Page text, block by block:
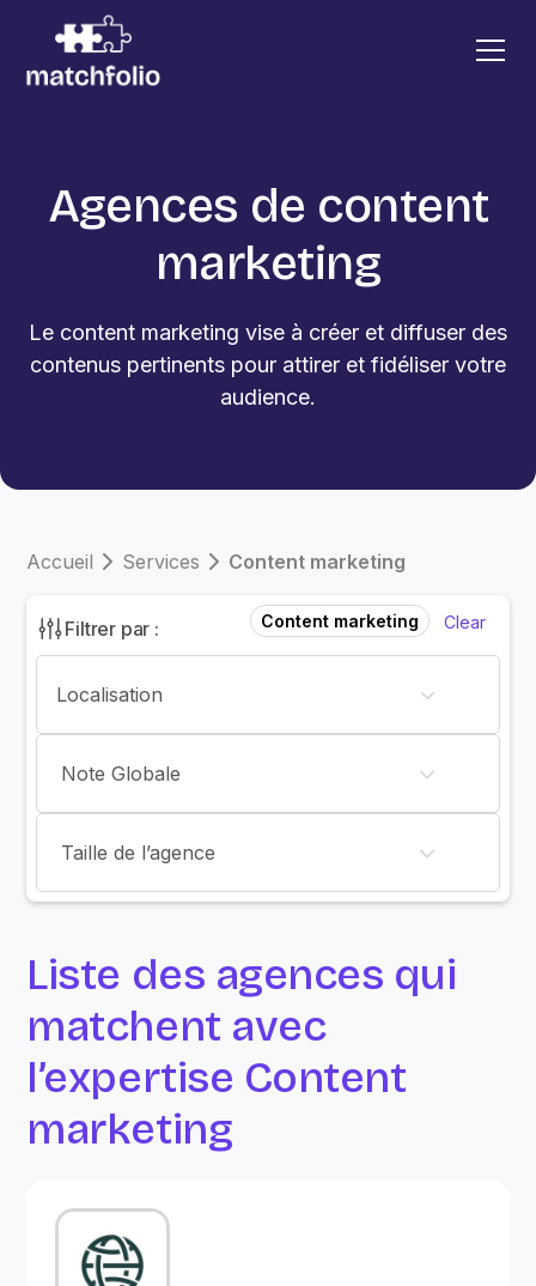
Agences de content
marketing
Le content marketing vise à créer et diffuser des
contenus pertinents pour attirer et fidéliser votre
audience.
Accueil Services Content marketing
Filtrer par : Content marketing Clear
Note Globale
Taille de l’agence
Liste des agences qui
matchent avec
l’expertise Content
marketing